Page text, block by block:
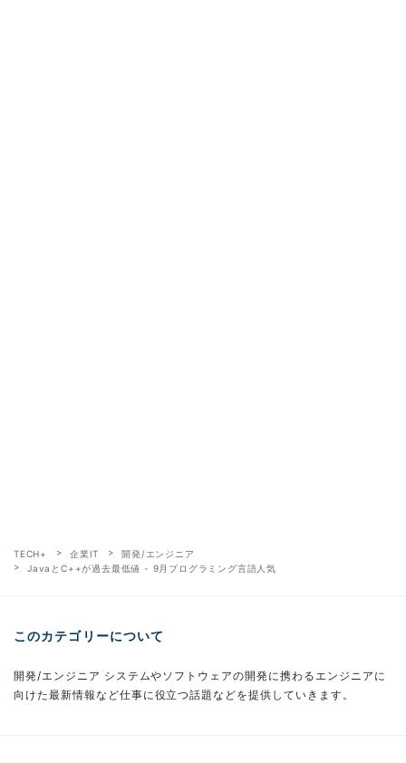
TECH+ 企業IT
開発/エンジニア
JavaとC++が過去最低値 - 9月プログラミング言語人気
このカテゴリーについて
開発/エンジニア システムやソフトウェアの開発に携わるエンジニアに
向けた最新情報など仕事に役立つ話題などを提供していきます。